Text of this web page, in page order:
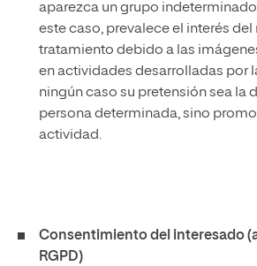
aparezca un grupo
este caso, prevalece el interés del
tratamiento debido a las
en actividades desarrolladas por
ningún caso su pretensión sea la
persona determinada, sino
actividad.
Consentimiento del interesado
RGPD)